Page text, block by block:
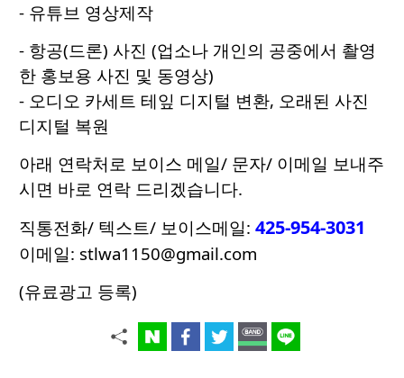
- 유튜브 영상제작
- 항공(드론) 사진 (업소나 개인의 공중에서 촬영
한 홍보용 사진 및 동영상)
- 오디오 카세트 테잎 디지털 변환, 오래된 사진
디지털 복원
아래 연락처로 보이스 메일/ 문자/ 이메일 보내주
시면 바로 연락 드리겠습니다.
직통전화/ 텍스트/ 보이스메일: 425-954-3031
이메일: stlwa1150@gmail.com
(유료광고 등록)